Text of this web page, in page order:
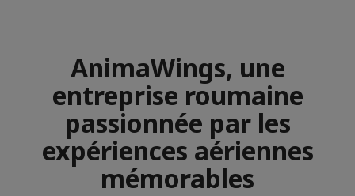
AnimaWings, une
entreprise roumaine
passionnée par les
expériences aériennes
mémorables